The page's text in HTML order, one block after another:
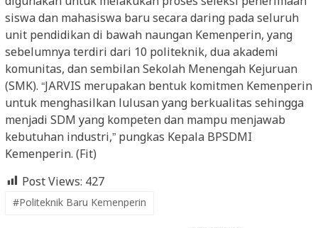
siswa dan mahasiswa baru secara daring pada seluruh
unit pendidikan di bawah naungan Kemenperin, yang
sebelumnya terdiri dari 10 politeknik, dua akademi
komunitas, dan sembilan Sekolah Menengah Kejuruan
(SMK). “JARVIS merupakan bentuk komitmen Kemenperin
untuk menghasilkan lulusan yang berkualitas sehingga
menjadi SDM yang kompeten dan mampu menjawab
kebutuhan industri,” pungkas Kepala BPSDMI
Kemenperin. (Fit)
Post Views: 427
#Politeknik Baru Kemenperin